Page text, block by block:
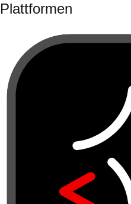
Plattformen